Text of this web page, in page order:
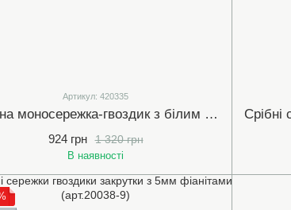
Артикул: 420335
Срібна моносережка-гвоздик з білим кв.7мм фіанітом (арт.420335)
1 320 грн
924 грн
В наявності